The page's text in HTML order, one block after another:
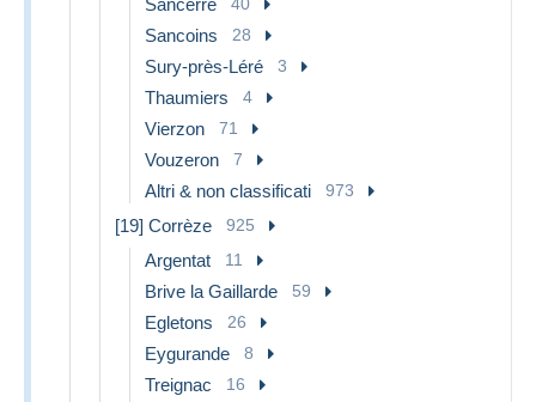
Sancoins 28
Sury-près-Léré 3
Thaumiers 4
Vierzon 71
Vouzeron 7
Altri & non classificati 973
[19] Corrèze 925
Argentat 11
Brive la Gaillarde 59
Egletons 26
Eygurande 8
Treignac 16